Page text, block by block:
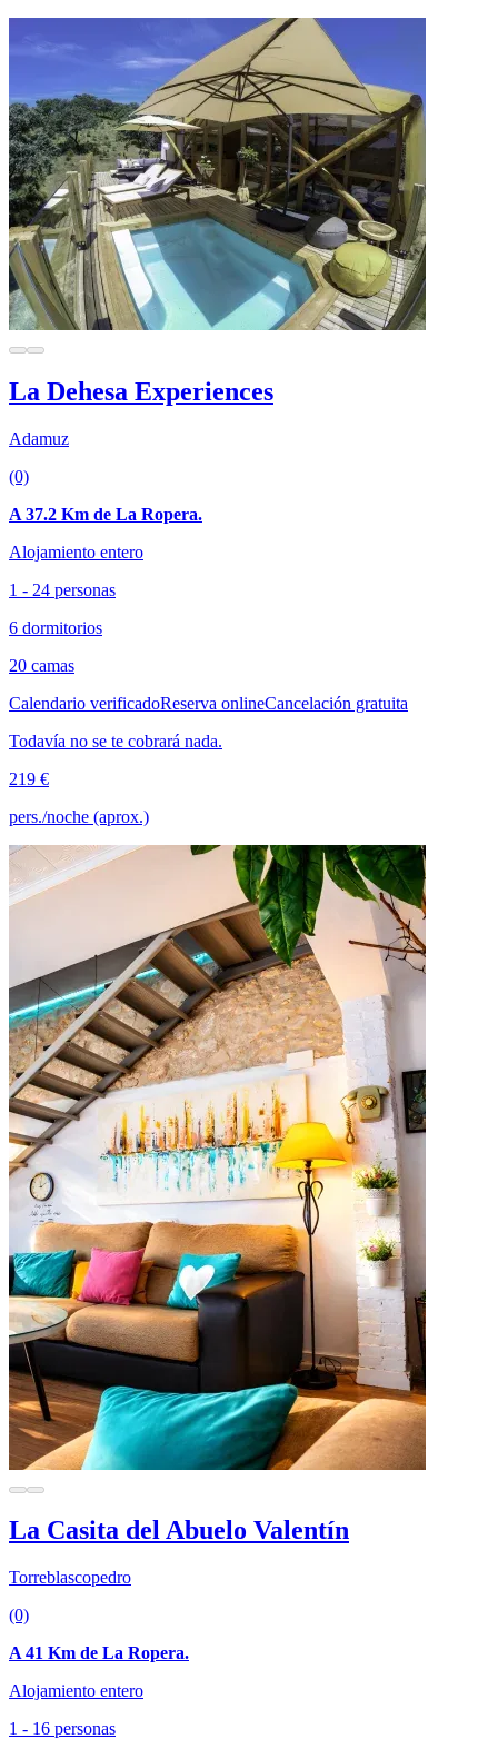
La Dehesa Experiences
Adamuz
(0)
A 37.2 Km de La Ropera.
Alojamiento entero
1 - 24 personas
6 dormitorios
20 camas
Calendario verificadoReserva onlineCancelación gratuita
Todavía no se te cobrará nada.
219 €
pers./noche (aprox.)
La Casita del Abuelo Valentín
Torreblascopedro
(0)
A 41 Km de La Ropera.
Alojamiento entero
1 - 16 personas